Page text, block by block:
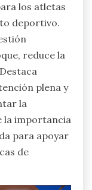
los atletas
deportivo.
reduce la
plena y
la
la importancia
para apoyar
de